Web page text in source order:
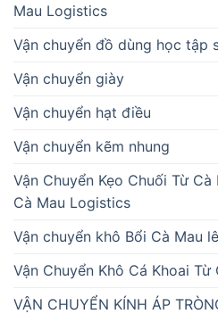
Mau Logistics
Vận chuyển đồ dùng học tập
Vận chuyển giày
Vận chuyển hạt điều
Vận chuyển kẽm nhung
Vận Chuyển Kẹo Chuối Từ
Cà Mau Logistics
Vận chuyển khô Bổi Cà Mau
Vận Chuyển Khô Cá Khoai
VẬN CHUYỂN KÍNH ÁP